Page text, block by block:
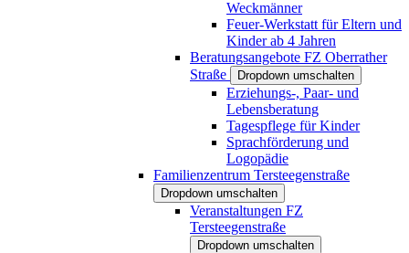
Weckmänner
Feuer-Werkstatt für Eltern und
Kinder ab 4 Jahren
Beratungsangebote FZ Oberrather
Straße
Dropdown umschalten
Erziehungs-, Paar- und
Lebensberatung
Tagespflege für Kinder
Sprachförderung und
Logopädie
Familienzentrum Tersteegenstraße
Dropdown umschalten
Veranstaltungen FZ
Tersteegenstraße
Dropdown umschalten